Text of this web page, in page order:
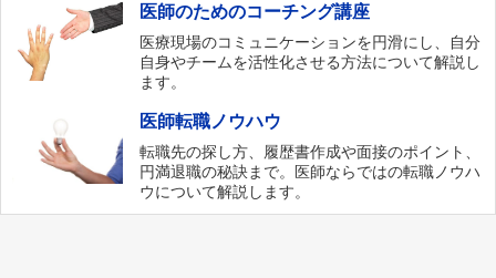
医師のためのコーチング講座
医療現場のコミュニケーションを円滑にし、自分
自身やチームを活性化させる方法について解説し
ます。
医師転職ノウハウ
転職先の探し方、履歴書作成や面接のポイント、
円満退職の秘訣まで。医師ならではの転職ノウハ
ウについて解説します。